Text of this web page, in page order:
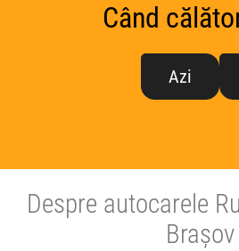
Când
Azi
Despre autocarele
Brașov